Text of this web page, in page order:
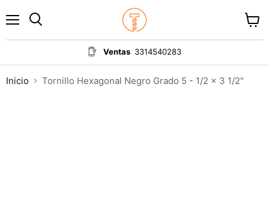
Ventas 3314540283
carrito
Inicio Tornillo Hexagonal Negro Grado 5 - 1/2 x 3 1/2"